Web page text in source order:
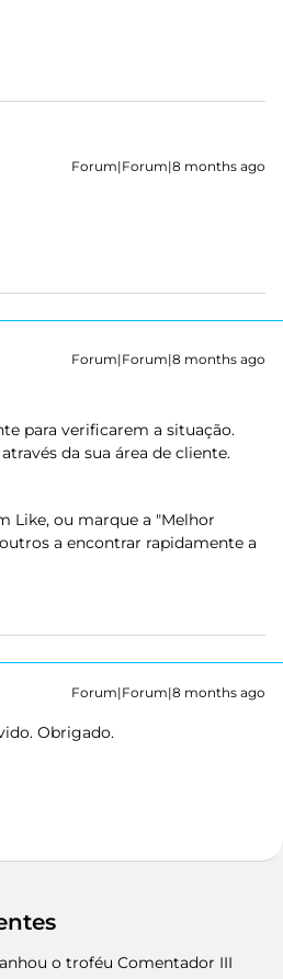
Forum|Forum|8 months ago
Forum|Forum|8 months ago
para verificarem a situação.
da sua área de cliente.
Like, ou marque a "Melhor
a encontrar rapidamente a
Forum|Forum|8 months ago
Obrigado.
o troféu Comentador III